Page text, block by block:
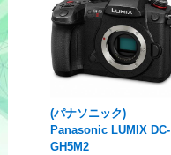
(パナソニック)
Panasonic LUMIX DC-
GH5M2